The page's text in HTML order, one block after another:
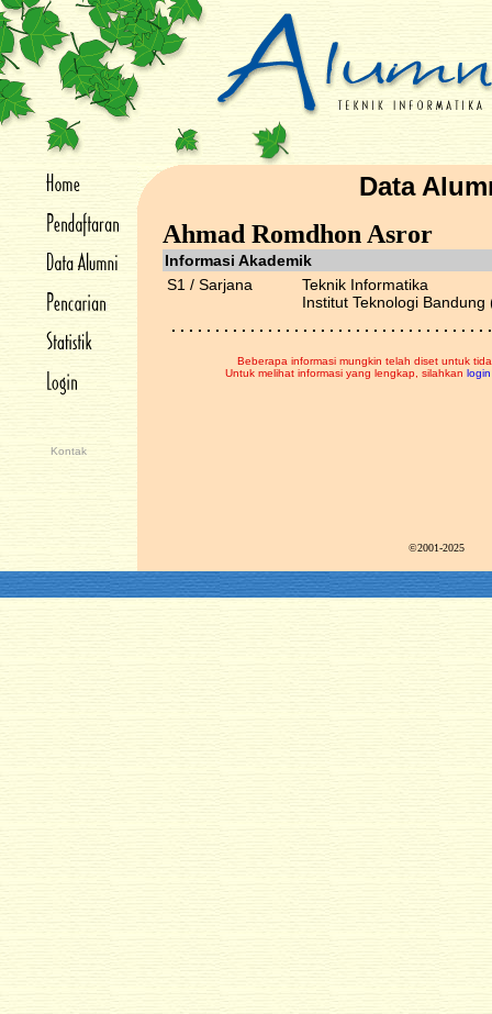
Kontak
Data
Ahmad Romdhon Asror
Informasi Akademik
S1 / Sarjana
Teknik Informatika
Institut Teknologi Bandung
. . . . . . . . . . . . . . . . . . . . . . . . . . . . . . . . . . . .
Beberapa informasi mungkin telah diset untuk
Untuk melihat informasi yang lengkap, silahkan login
©2001-2025